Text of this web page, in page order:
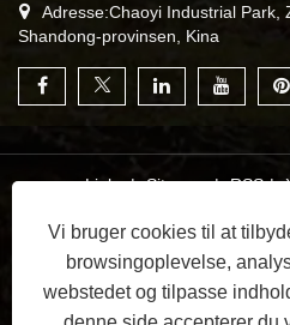
Adresse:Chaoyi Industrial Park,
Shandong-provinsen, Kina
Links | Sitemap | RSS |
Copyright © 2025 Linyi
Alle rettigheder
Vi bruger cookies til at
browsingoplevelse,
webstedet og tilpasse